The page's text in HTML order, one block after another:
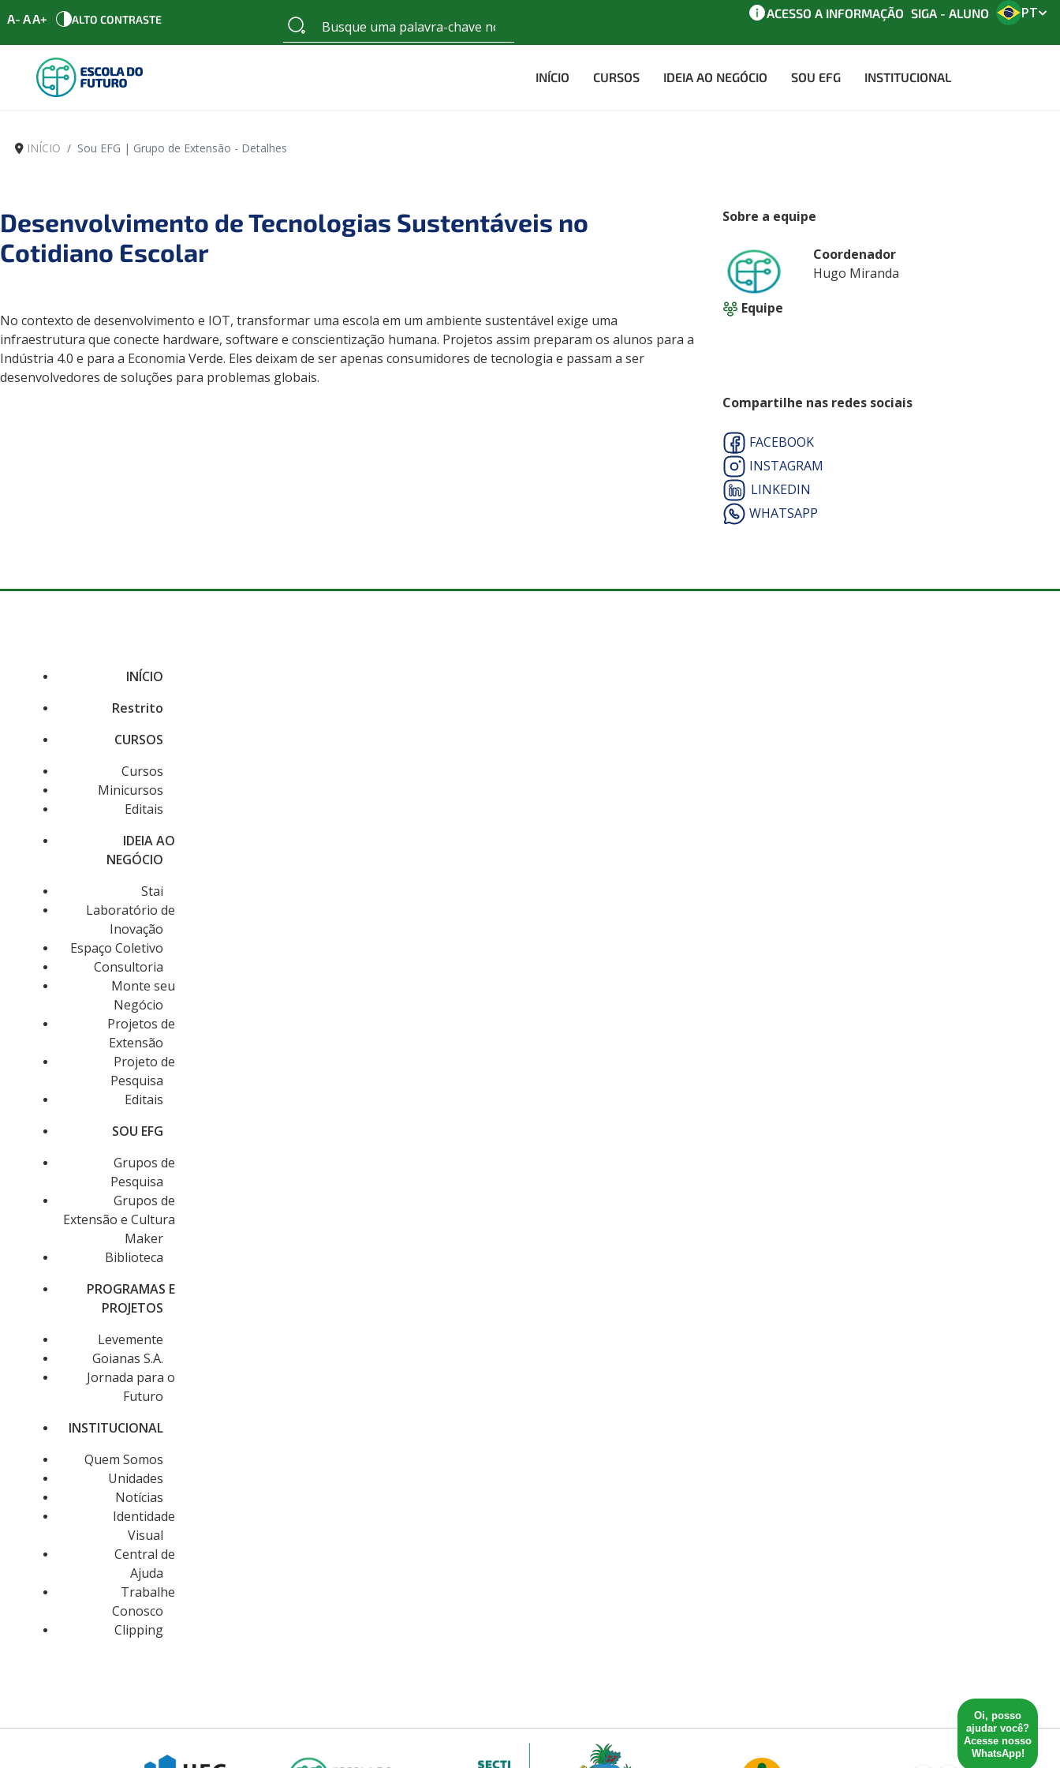
A- AA+ ALTO CONTRASTE ACESSO A INFORMAÇÃO SIGA - ALUNO PT
INÍCIO CURSOS IDEIA AO NEGÓCIO SOU EFG INSTITUCIONAL
INÍCIO Sou EFG | Grupo de Extensão - Detalhes
Desenvolvimento de Tecnologias Sustentáveis no
Cotidiano Escolar
No contexto de desenvolvimento e IOT, transformar uma escola em um ambiente sustentável exige uma
infraestrutura que conecte hardware, software e conscientização humana. Projetos assim preparam os alunos para a
Indústria 4.0 e para a Economia Verde. Eles deixam de ser apenas consumidores de tecnologia e passam a ser
desenvolvedores de soluções para problemas globais.
Sobre a equipe
Coordenador
Hugo Miranda
Equipe
Compartilhe nas redes sociais
FACEBOOK
INSTAGRAM
LINKEDIN
WHATSAPP
Oi, posso
ajudar você?
Acesse nosso
WhatsApp!
INÍCIO
Restrito
CURSOS
Cursos
Minicursos
Editais
IDEIA AO
NEGÓCIO
Stai
Laboratório de
Inovação
Espaço Coletivo
Consultoria
Monte seu
Negócio
Projetos de
Extensão
Projeto de
Pesquisa
Editais
SOU EFG
Grupos de
Pesquisa
Grupos de
Extensão e Cultura
Maker
Biblioteca
PROGRAMAS E
PROJETOS
Levemente
Goianas S.A.
Jornada para o
Futuro
INSTITUCIONAL
Quem Somos
Unidades
Notícias
Identidade
Visual
Central de
Ajuda
Trabalhe
Conosco
Clipping